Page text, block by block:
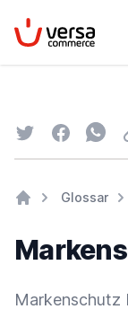
VersaCommerce
TwitterFacebook
Glossar
Markenschutz